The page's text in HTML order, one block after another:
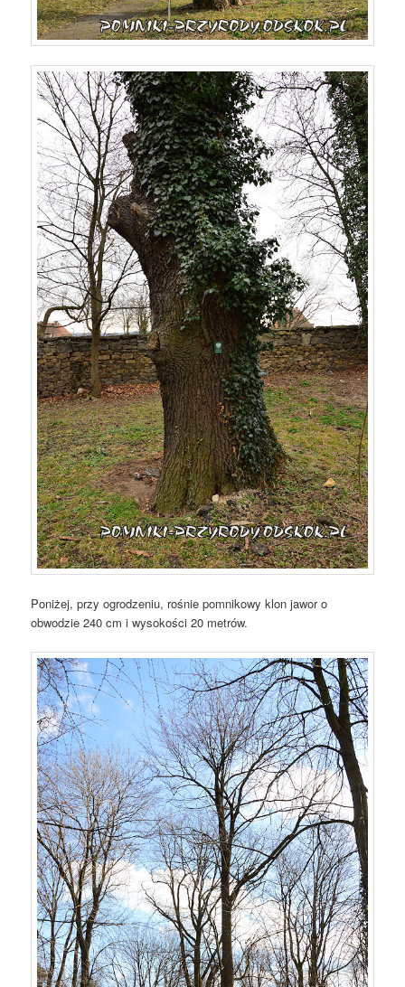
Poniżej, przy ogrodzeniu, rośnie pomnikowy klon jawor o
obwodzie 240 cm i wysokości 20 metrów.